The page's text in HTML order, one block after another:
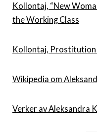
Kollontaj, “New
the Working Class
Kollontaj,
Wikipedia om
Verker av Aleksandra